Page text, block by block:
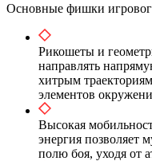
Основные фишки
Рикошеты и
направлять
хитрым
элементов
Высокая
энергия позволяет
полю боя, уходя от